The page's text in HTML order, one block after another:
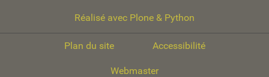
Réalisé avec Plone & Python
Plan du site Accessibilité
Webmaster